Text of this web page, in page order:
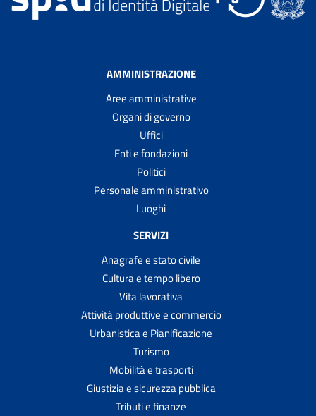
AMMINISTRAZIONE
Aree amministrative
Organi di governo
Uffici
Enti e fondazioni
Politici
Personale amministrativo
Luoghi
SERVIZI
Anagrafe e stato civile
Cultura e tempo libero
Vita lavorativa
Attività produttive e commercio
Urbanistica e Pianificazione
Turismo
Mobilità e trasporti
Giustizia e sicurezza pubblica
Tributi e finanze